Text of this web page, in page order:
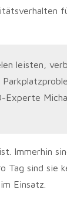
leisten,
Experte
Immerhin
sind sie
Einsatz.